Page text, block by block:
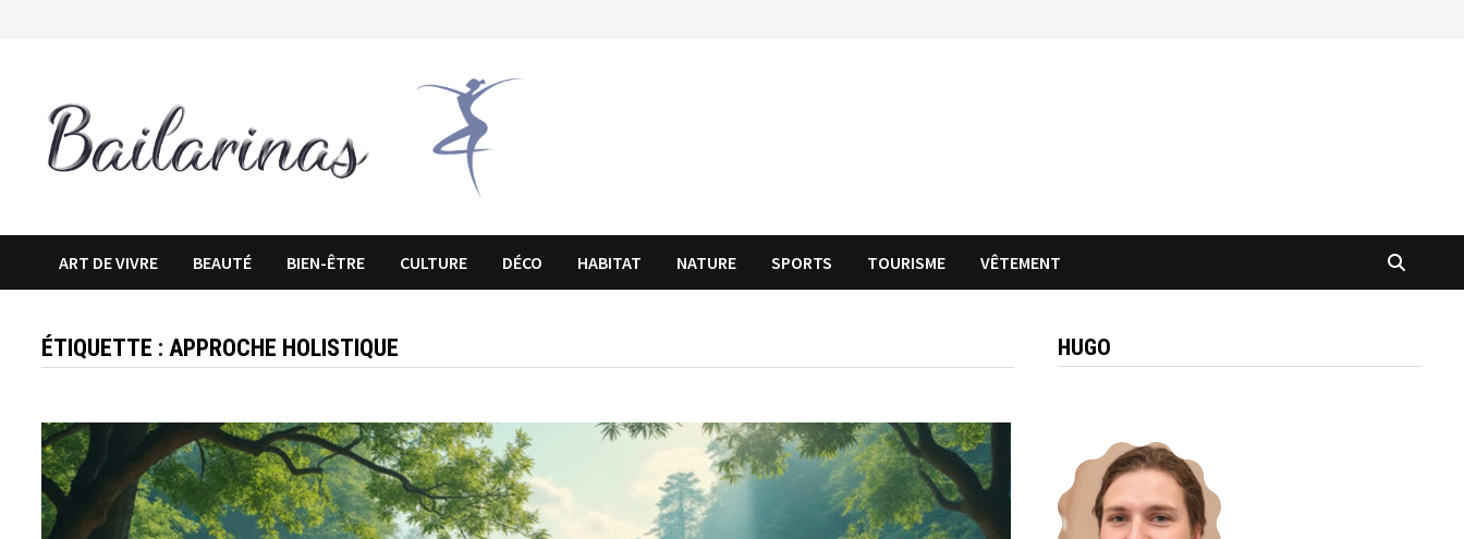
ART DE VIVRE BEAUTÉ BIEN-ÊTRE CULTURE DÉCO HABITAT NATURE SPORTS TOURISME VÊTEMENT
ÉTIQUETTE :APPROCHE HOLISTIQUE HUGO